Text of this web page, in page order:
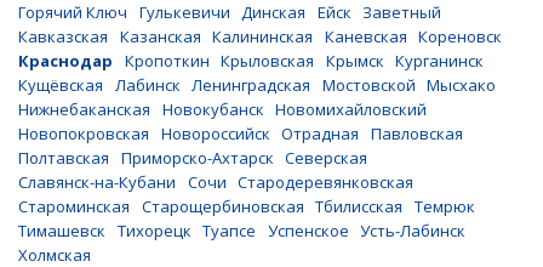
Горячий Ключ
Гулькевичи Динская Ейск
Заветный
Кавказская
Казанская Калининская Каневская Кореновск
Краснодар
Кропоткин Крыловская Крымск Курганинск
Кущёвская
Лабинск Ленинградская Мостовской Мысхако
Нижнебаканская
Новокубанск Новомихайловский
Новопокровская
Новороссийск Отрадная
Павловская
Полтавская
Приморско-Ахтарск Северская
Славянск-на-Кубани
Сочи Стародеревянковская
Староминская
Старощербиновская Тбилисская
Темрюк
Тимашевск
Тихорецк Туапсе Успенское Усть-Лабинск
Холмская